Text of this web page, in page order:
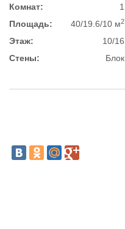
Комнат:
1
Площадь:
40/19.6/10 м2
Этаж:
10/16
Стены:
Блок